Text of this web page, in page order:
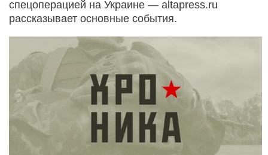
спецоперацией на Украине — altapress.ru
рассказывает основные события.